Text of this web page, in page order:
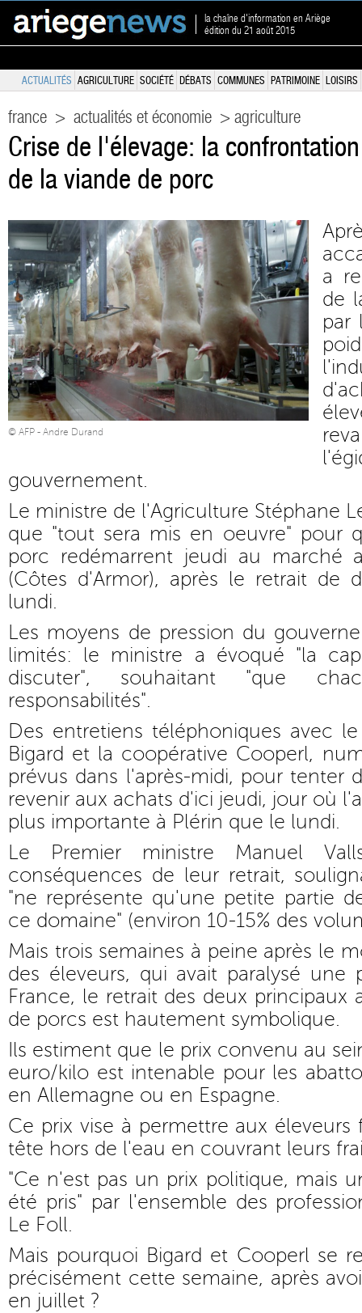
la chaîne d'information en Ariège
édition du 21 août 2015
ACTUALITÉS AGRICULTURE SOCIÉTÉ DÉBATS COMMUNES PATRIMOINE LOISIRS
france > actualités et économie > agriculture
Crise de l'élevage: la
de la viande de porc
© AFP - Andre Durand
a
de
par
gouvernement.
Le ministre de l'Agriculture Stéphane
que "tout sera mis en oeuvre" pour
porc redémarrent jeudi au marché
(Côtes d'Armor), après le retrait de
lundi.
Les moyens de pression du
limités: le ministre a évoqué "la
discuter", souhaitant "que
responsabilités".
Des entretiens téléphoniques avec
Bigard et la coopérative Cooperl,
prévus dans l'après-midi, pour tenter
revenir aux achats d'ici jeudi, jour où
plus importante à Plérin que le lundi.
Le Premier ministre Manuel
conséquences de leur retrait,
"ne représente qu'une petite partie
ce domaine" (environ 10-15% des
Mais trois semaines à peine après le
des éleveurs, qui avait paralysé une
France, le retrait des deux principaux
de porcs est hautement symbolique.
Ils estiment que le prix convenu au
euro/kilo est intenable pour les
en Allemagne ou en Espagne.
Ce prix vise à permettre aux éleveurs
tête hors de l'eau en couvrant leurs
"Ce n'est pas un prix politique, mais
été pris" par l'ensemble des
Le Foll.
Mais pourquoi Bigard et Cooperl se
précisément cette semaine, après
en juillet ?